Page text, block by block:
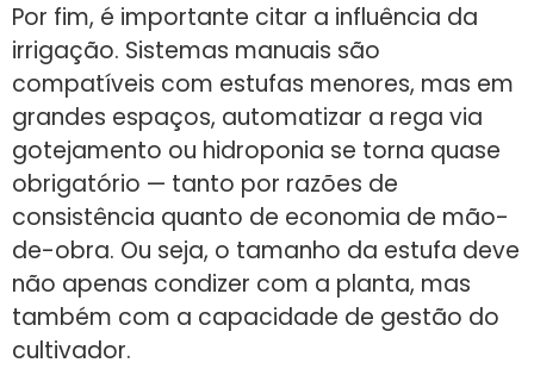
Por fim, é importante citar a influência da
irrigação. Sistemas manuais são
compatíveis com estufas menores, mas em
grandes espaços, automatizar a rega via
gotejamento ou hidroponia se torna quase
obrigatório — tanto por razões de
consistência quanto de economia de mão-
de-obra. Ou seja, o tamanho da estufa deve
não apenas condizer com a planta, mas
também com a capacidade de gestão do
cultivador.